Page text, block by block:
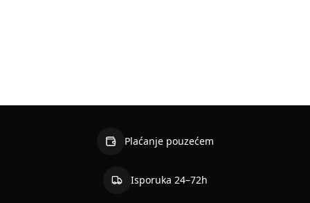
Plaćanje pouzećem
Isporuka 24–72h